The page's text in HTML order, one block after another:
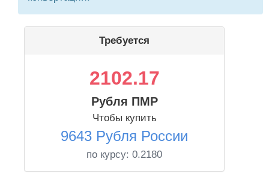
Требуется
2102.17
Рубля ПМР
Чтобы купить
9643 Рубля России
по курсу: 0.2180